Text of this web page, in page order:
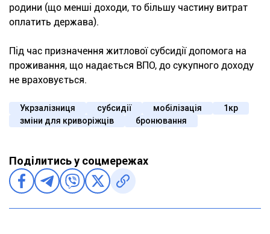
родини (що менші доходи, то більшу частину витрат
оплатить держава).
Під час призначення житлової субсидії допомога на
проживання, що надається ВПО, до сукупного доходу
не враховується.
Укрзалізниця субсидії мобілізація
1кр
зміни для криворіжців
бронювання
Поділитись у соцмережах